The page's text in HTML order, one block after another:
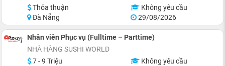
Thỏa thuận
Không yêu cầu
Đà Nẵng
29/08/2026
Nhân viên Phục vụ (Fulltime – Parttime)
NHÀ HÀNG SUSHI WORLD
7 - 9 Triệu
Không yêu cầu